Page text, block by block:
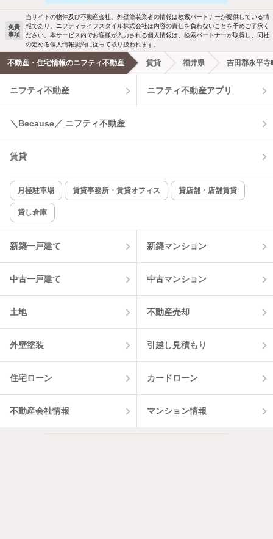
洗濯機置場あり 独立洗面台
エアコンあり 都市ガス
温水洗浄便座 オートロック
コンロ2口以上
新着のみ インターネット無料
該当件数:
物件一覧に反映
免責
事項
当サイトの物件及び不動産会社、外壁塗装業者の情報は検索パートナーが提供している情
報であり、ニフティライフスタイル株式会社は内容の責任を負わないことを予めご了承く
ださい。本サービス内でお客様が入力される個人情報は、検索パートナーが取得し、同社
の定める個人情報規約に従って取り扱われます。
不動産・住宅情報のニフティ不動産 賃貸 福井県 吉田郡永平寺
ニフティ不動産 ニフティ不動産アプリ
＼Because／ ニフティ不動産
賃貸
月極駐車場 賃貸事務所・賃貸オフィス 貸店舗・店舗賃貸
貸し倉庫
新築一戸建て 新築マンション
中古一戸建て 中古マンション
土地 不動産売却
外壁塗装 引越し見積もり
住宅ローン カードローン
不動産会社情報 マンション情報